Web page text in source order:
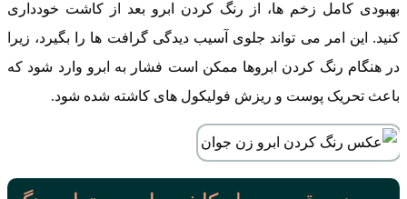
بهبودی کامل زخم ‌ها، از رنگ کردن ابرو بعد از کاشت خودداری
کنید. این امر می ‌تواند جلوی آسیب دیدگی گرافت ها را بگیرد، زیرا
در هنگام رنگ کردن ابروها ممکن است فشار به ابرو وارد شود که
باعث تحریک پوست و ریزش فولیکول‌ های کاشته شده شود.